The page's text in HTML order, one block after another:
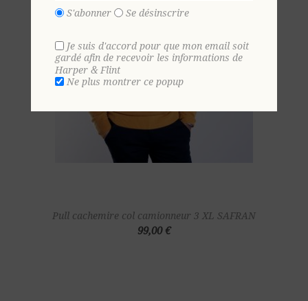
Pull cachemire col camionneur 3 XL SAFRAN
99,00 €
S'abonner Se désinscrire
Je suis d'accord pour que mon email soit
gardé afin de recevoir les informations de
Harper & Flint
Ne plus montrer ce popup